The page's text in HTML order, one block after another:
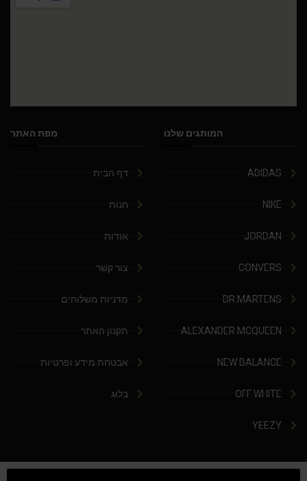
המותגים שלנו
ADIDAS
NIKE
JORDAN
CONVERS
DR.MARTENS
ALEXANDER MCQUEEN
NEW BALANCE
OFF WHITE
YEEZY
מפת האתר
דף הבית
חנות
אודות
צור קשר
מדניות משלוחים
תקנון האתר
אבטחת מידע ופרטיות
בלוג